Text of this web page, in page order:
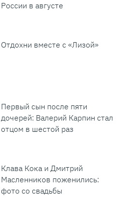
России в августе
Отдохни вместе с «Лизой»
Первый сын после пяти
дочерей: Валерий Карпин стал
отцом в шестой раз
Клава Кока и Дмитрий
Масленников поженились:
фото со свадьбы